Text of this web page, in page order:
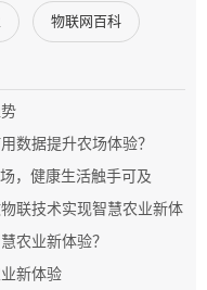
物联网百科
数据提升农场体验？
，健康生活触手可及
联技术实现智慧农业新体
农业新体验？
新体验